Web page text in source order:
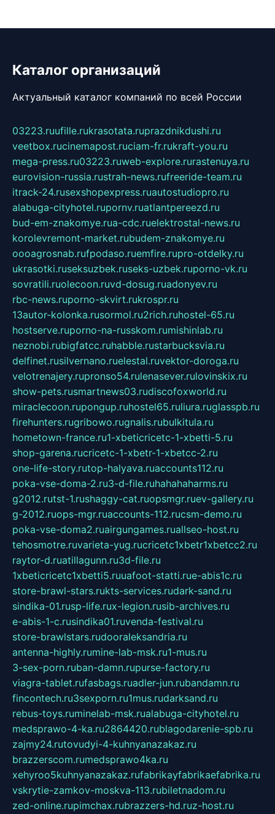
Каталог организаций
Актуальный каталог компаний по всей России
03223.ruufille.rukrasotata.ruprazdnikdushi.ru
veetbox.rucinemapost.ruciam-fr.rukraft-you.ru
mega-press.ru03223.ruweb-explore.rurastenuya.ru
eurovision-russia.rustrah-news.rufreeride-team.ru
itrack-24.rusexshopexpress.ruautostudiopro.ru
alabuga-cityhotel.rupornv.ruatlantpereezd.ru
bud-em-znakomye.rua-cdc.ruelektrostal-news.ru
korolevremont-market.rubudem-znakomye.ru
oooagrosnab.rufpodaso.ruemfire.rupro-otdelky.ru
ukrasotki.ruseksuzbek.ruseks-uzbek.ruporno-vk.ru
sovratili.ruolecoon.ruvd-dosug.ruadonyev.ru
rbc-news.ruporno-skvirt.rukrospr.ru
13autor-kolonka.rusormol.ru2rich.ruhostel-65.ru
hostserve.ruporno-na-russkom.rumishinlab.ru
neznobi.rubigfatcc.ruhabble.rustarbucksvia.ru
delfinet.rusilvernano.ruelestal.ruvektor-doroga.ru
velotrenajery.rupronso54.rulenasever.rulovinskix.ru
show-pets.rusmartnews03.rudiscofoxworld.ru
miraclecoon.rupongup.ruhostel65.ruliura.ruglasspb.ru
firehunters.rugribowo.rugnalis.rubulkitula.ru
hometown-france.ru1-xbeticricetc-1-xbetti-5.ru
shop-garena.rucricetc-1-xbetr-1-xbetcc-2.ru
one-life-story.rutop-halyava.ruaccounts112.ru
poka-vse-doma-2.ru3-d-file.ruhahahaharms.ru
g2012.rutst-1.rushaggy-cat.ruopsmgr.ruev-gallery.ru
g-2012.ruops-mgr.ruaccounts-112.rucsm-demo.ru
poka-vse-doma2.ruairgungames.ruallseo-host.ru
tehosmotre.ruvarieta-yug.rucricetc1xbetr1xbetcc2.ru
raytor-d.ruatillagunn.ru3d-file.ru
1xbeticricetc1xbetti5.ruuafoot-statti.rue-abis1c.ru
store-brawl-stars.rukts-services.rudark-sand.ru
sindika-01.rusp-life.rux-legion.rusib-archives.ru
e-abis-1-c.rusindika01.ruvenda-festival.ru
store-brawlstars.rudooraleksandria.ru
antenna-highly.rumine-lab-msk.ru1-mus.ru
3-sex-porn.ruban-damn.rupurse-factory.ru
viagra-tablet.rufasbags.ruadler-jun.rubandamn.ru
fincontech.ru3sexporn.ru1mus.rudarksand.ru
rebus-toys.ruminelab-msk.rualabuga-cityhotel.ru
medsprawo-4-ka.ru2864420.rublagodarenie-spb.ru
zajmy24.rutovudyi-4-kuhnyanazakaz.ru
brazzerscom.rumedsprawo4ka.ru
xehyroo5kuhnyanazakaz.rufabrikayfabrikaefabrika.ru
vskrytie-zamkov-moskva-113.rubiletnadom.ru
zed-online.rupimchax.rubrazzers-hd.ruz-host.ru